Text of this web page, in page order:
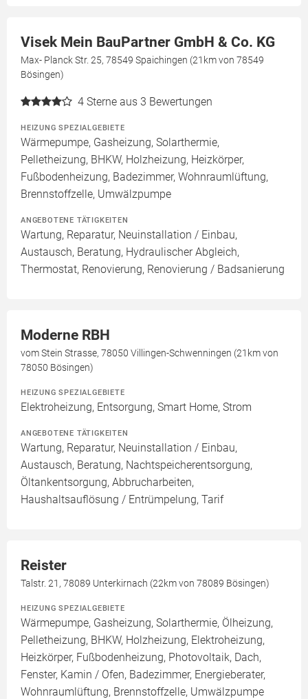
Visek Mein BauPartner GmbH & Co. KG
Max- Planck Str. 25, 78549 Spaichingen (21km von 78549
Bösingen)
4 Sterne aus 3 Bewertungen
HEIZUNG SPEZIALGEBIETE
Wärmepumpe, Gasheizung, Solarthermie,
Pelletheizung, BHKW, Holzheizung, Heizkörper,
Fußbodenheizung, Badezimmer, Wohnraumlüftung,
Brennstoffzelle, Umwälzpumpe
ANGEBOTENE TÄTIGKEITEN
Wartung, Reparatur, Neuinstallation / Einbau,
Austausch, Beratung, Hydraulischer Abgleich,
Thermostat, Renovierung, Renovierung / Badsanierung
Moderne RBH
vom Stein Strasse, 78050 Villingen-Schwenningen (21km von
78050 Bösingen)
HEIZUNG SPEZIALGEBIETE
Elektroheizung, Entsorgung, Smart Home, Strom
ANGEBOTENE TÄTIGKEITEN
Wartung, Reparatur, Neuinstallation / Einbau,
Austausch, Beratung, Nachtspeicherentsorgung,
Öltankentsorgung, Abbrucharbeiten,
Haushaltsauflösung / Entrümpelung, Tarif
Reister
Talstr. 21, 78089 Unterkirnach (22km von 78089 Bösingen)
HEIZUNG SPEZIALGEBIETE
Wärmepumpe, Gasheizung, Solarthermie, Ölheizung,
Pelletheizung, BHKW, Holzheizung, Elektroheizung,
Heizkörper, Fußbodenheizung, Photovoltaik, Dach,
Fenster, Kamin / Ofen, Badezimmer, Energieberater,
Wohnraumlüftung, Brennstoffzelle, Umwälzpumpe